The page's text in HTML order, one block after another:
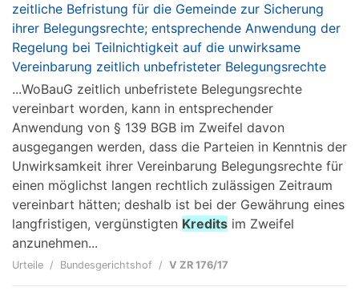
zeitliche Befristung für die Gemeinde zur Sicherung
ihrer Belegungsrechte; entsprechende Anwendung der
Regelung bei Teilnichtigkeit auf die unwirksame
Vereinbarung zeitlich unbefristeter Belegungsrechte
...WoBauG zeitlich unbefristete Belegungsrechte
vereinbart worden, kann in entsprechender
Anwendung von § 139 BGB im Zweifel davon
ausgegangen werden, dass die Parteien in Kenntnis der
Unwirksamkeit ihrer Vereinbarung Belegungsrechte für
einen möglichst langen rechtlich zulässigen Zeitraum
vereinbart hätten; deshalb ist bei der Gewährung eines
langfristigen, vergünstigten Kredits im Zweifel
anzunehmen...
Urteile Bundesgerichtshof V ZR 176/17